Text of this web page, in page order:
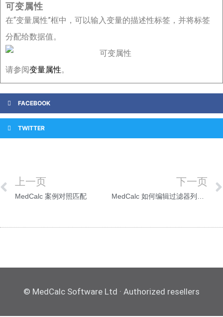
可变属性
在“变量属性”框中，可以输入变量的描述性标签，并将标签
分配给数据值。
请参阅变量属性。
FACEBOOK
TWITTER
上一页
MedCalc 案例对照匹配
下一页
© MedCalc Software Ltd · Authorized resellers